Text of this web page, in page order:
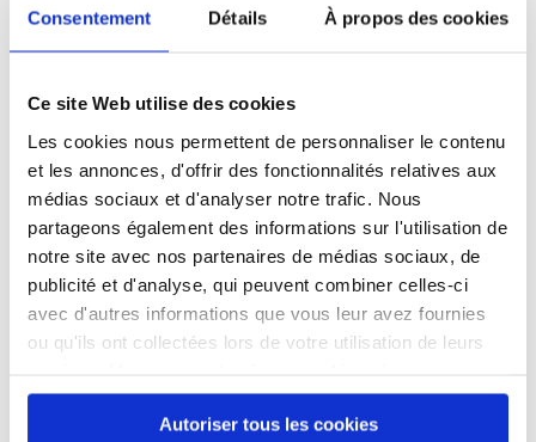
Consentement Détails À propos des cookies
Ce site Web utilise des cookies
Les cookies nous permettent de personnaliser le contenu
et les annonces, d'offrir des fonctionnalités relatives aux
médias sociaux et d'analyser notre trafic. Nous
partageons également des informations sur l'utilisation de
notre site avec nos partenaires de médias sociaux, de
publicité et d'analyse, qui peuvent combiner celles-ci
avec d'autres informations que vous leur avez fournies
ou qu'ils ont collectées lors de votre utilisation de leurs
continuez à utiliser notre site Web.
Autoriser tous les cookies
dans ses boutiques parisiennes, Oh My Cream propose
l’arrondi en caisse, permettant à chaque client·e qui le
souhaite de soutenir le Samusocial de Paris.
L’intégralité des montants collectés est reversée pour
financer l’Oasis, un lieu d’accueil, d’hygiène et de soins
dédié aux femmes sans abri. Cette halte leur permet
de bénéficier de services essentiels :
accompagnement social, soins médicaux, accès aux
Chaque passage en boutique peut contribuer